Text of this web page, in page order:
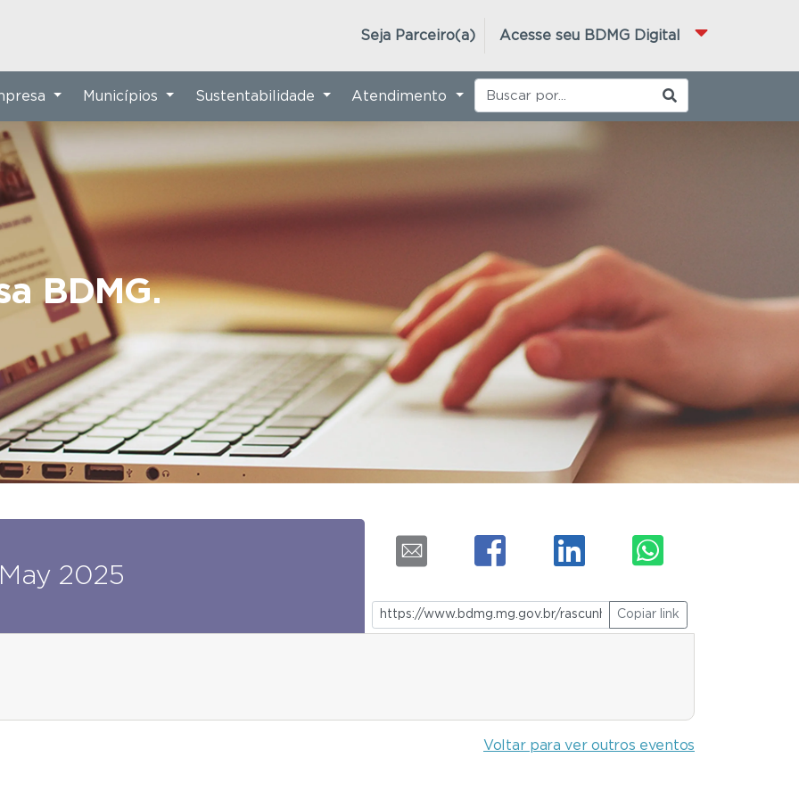
Acesse seu BDMG Digital
Seja Parceiro(a)
BDMG.
Municípios Sustentabilidade Atendimento
2025
Copiar link
Voltar para ver outros eventos